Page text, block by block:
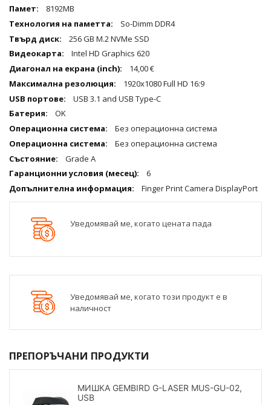
8192MB
So-Dimm DDR4
256 GB M.2 NVMe SSD
Intel HD Graphics 620
14,00 €
1920x1080 Full HD 16:9
USB 3.1 and USB Type-C
OK
Без операционна система
Без операционна система
Grade A
6
Finger Print Camera DisplayPort
Уведомявай ме, когато цената пада
Уведомявай ме, когато този продукт е в
наличност
ПРЕПОРЪЧАНИ ПРОДУКТИ
МИШКА GEMBIRD G-LASER MUS-GU-02,
USB